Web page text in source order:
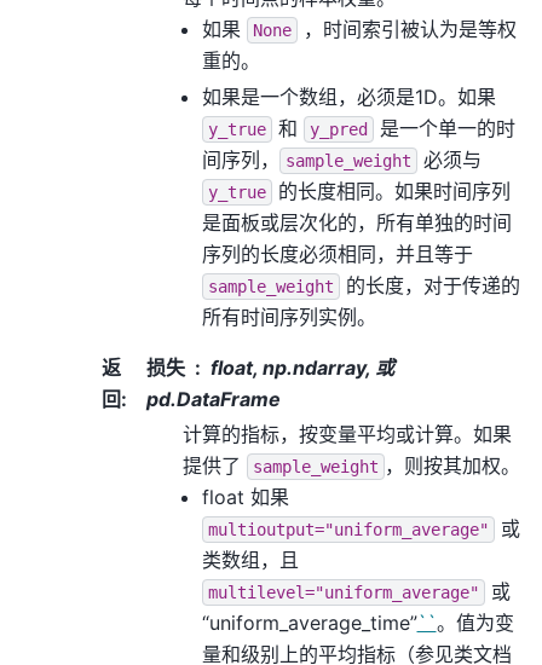
如果
None
，时间索引被认为是等权
重的。
如果是一个数组，必须是1D。如果
y_true 和 y_pred
是一个单一的时
间序列，
sample_weight 必须与
y_true
的长度相同。如果时间序列
是面板或层次化的，所有单独的时间
序列的长度必须相同，并且等于
sample_weight
的长度，对于传递的
所有时间序列实例。
返
回:
损失
float, np.ndarray, 或
pd.DataFrame
计算的指标，按变量平均或计算。如果
提供了
sample_weight ，则按其加权。
float 如果
multioutput="uniform_average"
或
类数组，且
multilevel="uniform_average"
或
“uniform_average_time”``。值为变
量和级别上的平均指标（参见类文档